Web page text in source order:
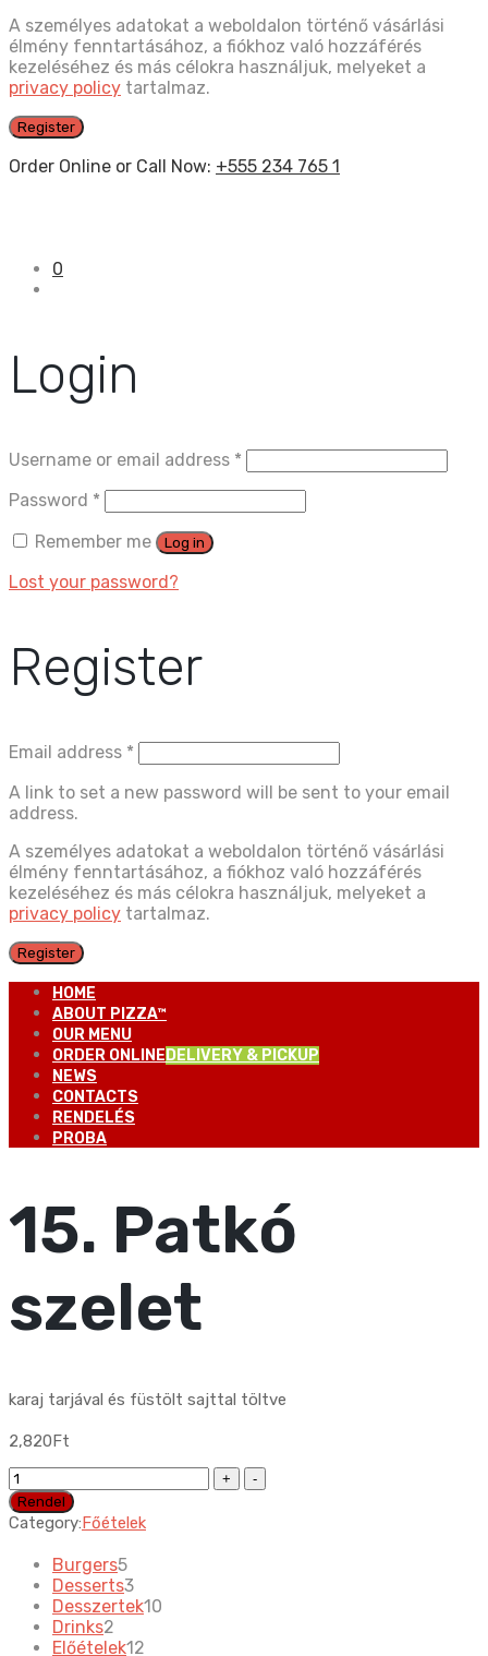
A személyes adatokat a weboldalon történő vásárlási
élmény fenntartásához, a fiókhoz való hozzáférés
kezeléséhez és más célokra használjuk, melyeket a
privacy policy tartalmaz.
Register
Order Online or Call Now: +555 234 765 1
0
Login
Username or email address *
Password *
Remember me
Log in
Lost your password?
Register
Email address *
A link to set a new password will be sent to your email
address.
A személyes adatokat a weboldalon történő vásárlási
élmény fenntartásához, a fiókhoz való hozzáférés
kezeléséhez és más célokra használjuk, melyeket a
privacy policy tartalmaz.
Register
HOME
ABOUT PIZZA™
OUR MENU
ORDER ONLINE DELIVERY & PICKUP
NEWS
CONTACTS
RENDELÉS
PROBA
15. Patkó
szelet
karaj tarjával és füstölt sajttal töltve
2,820Ft
15.
Patkó
szelet
quantity
Rendel
Category:Főételek
Burgers55
products
Desserts33
products
Desszertek10
Drinks2
products
Előételek12